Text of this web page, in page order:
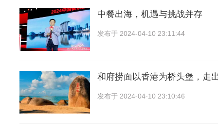
中餐出海，机遇与挑战并存
发布于 2024-04-10 23:11:44
和府捞面以香港为桥头堡，走
发布于 2024-04-10 23:10:46